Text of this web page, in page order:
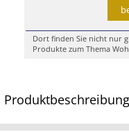
Dort finden Sie nicht nur
Produkte zum Thema
Produktbeschreibung